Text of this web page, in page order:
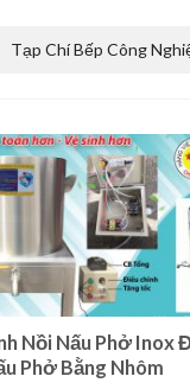
Tạp Chí Bếp Công
Nồi Nấu Phở Inox
Phở Bằng Nhôm